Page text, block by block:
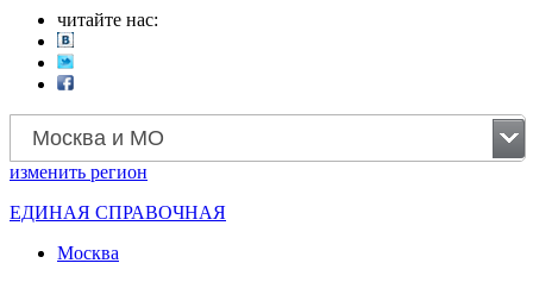
читайте нас:
Москва и МО
изменить регион
ЕДИНАЯ СПРАВОЧНАЯ
Москва